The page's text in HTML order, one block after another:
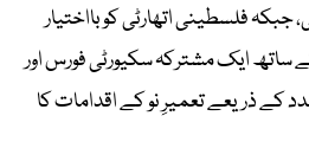
فلسطینی اتھارٹی کو بااختیار
ساتھ ایک مشترکہ سکیورٹی فورس اور
ذریعے تعمیرِ نو کے اقدامات کا